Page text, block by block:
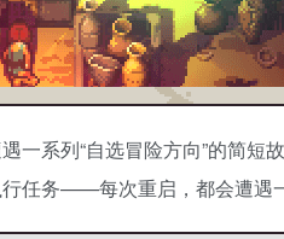
系列“自选冒险方向”的简短
任务——每次重启，都会遭遇